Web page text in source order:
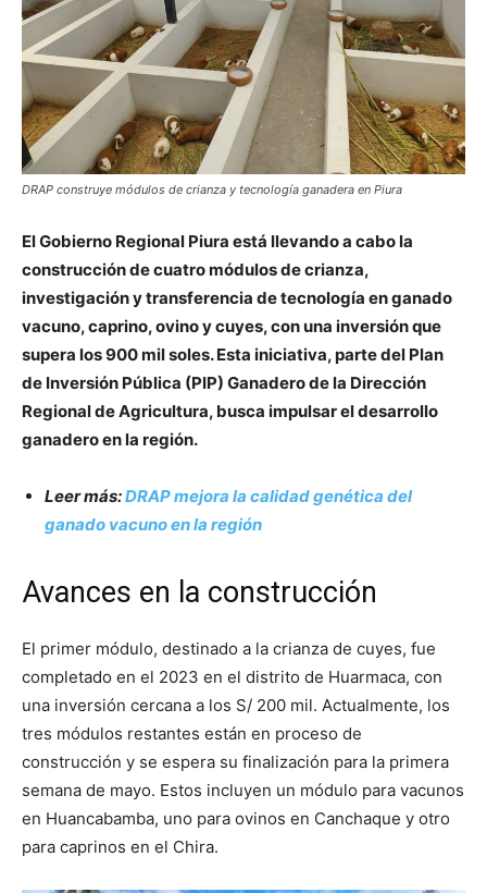
DRAP construye módulos de crianza y tecnología ganadera en Piura
El Gobierno Regional Piura está llevando a cabo la
construcción de cuatro módulos de crianza,
investigación y transferencia de tecnología en ganado
vacuno, caprino, ovino y cuyes, con una inversión que
supera los 900 mil soles. Esta iniciativa, parte del Plan
de Inversión Pública (PIP) Ganadero de la Dirección
Regional de Agricultura, busca impulsar el desarrollo
ganadero en la región.
Leer más:DRAP mejora la calidad genética del
ganado vacuno en la región
Avances en la construcción
El primer módulo, destinado a la crianza de cuyes, fue
completado en el 2023 en el distrito de Huarmaca, con
una inversión cercana a los S/ 200 mil. Actualmente, los
tres módulos restantes están en proceso de
construcción y se espera su finalización para la primera
semana de mayo. Estos incluyen un módulo para vacunos
en Huancabamba, uno para ovinos en Canchaque y otro
para caprinos en el Chira.